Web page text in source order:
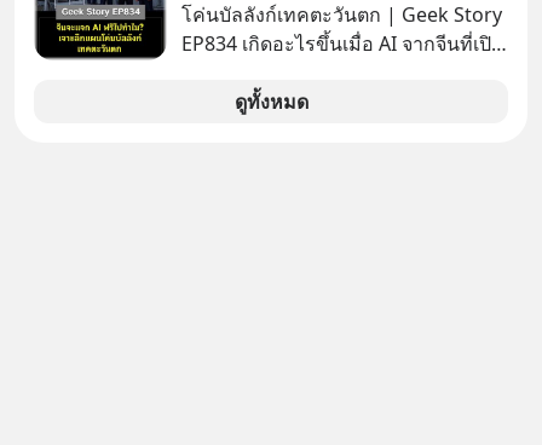
โค่นบัลลังก์เทคตะวันตก | Geek Story
EP834 เกิดอะไรขึ้นเมื่อ AI จากจีนที่เปิด
AI ระดับท็อปของอเมริกาที่ใช้เงินลงทุน
ดูทั้งหมด